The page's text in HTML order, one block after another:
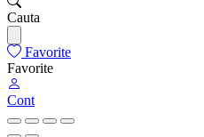
Cauta
Favorite
Favorite
Cont